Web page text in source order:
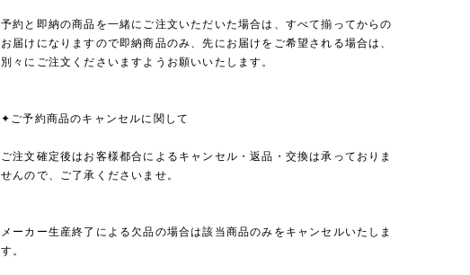
予約と即納の商品を一緒にご注文いただいた場合は、すべて揃ってからの
お届けになりますので即納商品のみ、先にお届けをご希望される場合は、
別々にご注文くださいますようお願いいたします。
✦ご予約商品のキャンセルに関して
ご注文確定後はお客様都合によるキャンセル・返品・交換は承っておりま
せんので、ご了承くださいませ。
メーカー生産終了による欠品の場合は該当商品のみをキャンセルいたしま
す。